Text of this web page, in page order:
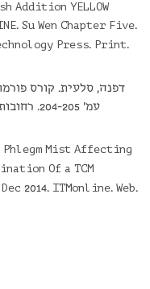
Addition YELLOW
Su Wen Chapter Five.
Press. Print.
דפנה, סלעית. קורס
עמ' 204-
Phlegm Mist Affecting
Of a TCM
2014. ITMonline. Web.